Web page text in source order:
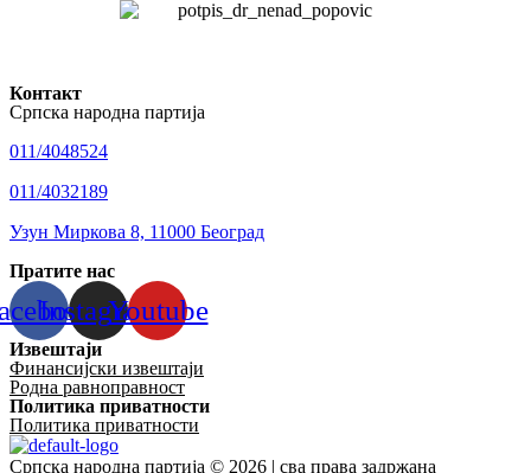
Контакт
Српска народна партија
011/4048524
011/4032189
Узун Миркова 8, 11000 Београд
Пратите нас
InstagramYoutube
Извештаји
Финансијски извештаји
Родна равноправност
Политика приватности
Политика приватности
Српска народна партија © 2026 | сва права задржана